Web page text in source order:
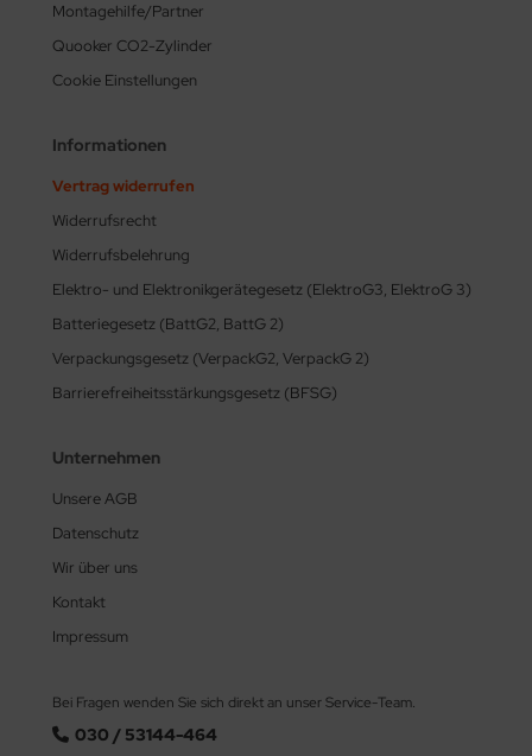
Montagehilfe/Partner
Quooker CO2-Zylinder
Cookie Einstellungen
Informationen
Vertrag widerrufen
Widerrufsrecht
Widerrufsbelehrung
Elektro- und Elektronikgerätegesetz (ElektroG3, ElektroG 3)
Batteriegesetz (BattG2, BattG 2)
Verpackungsgesetz (VerpackG2, VerpackG 2)
Barrierefreiheitsstärkungsgesetz (BFSG)
Unternehmen
Unsere AGB
Datenschutz
Wir über uns
Kontakt
Impressum
Bei Fragen wenden Sie sich direkt an unser Service-Team.
030 / 53144-464